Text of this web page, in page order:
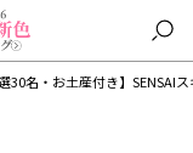
選30名・お土産付き】SENSAI